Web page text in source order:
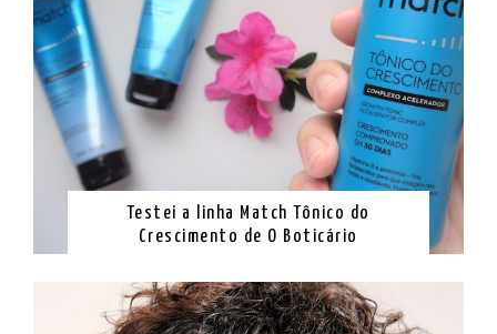
Testei a linha Match Tônico do
Crescimento de O Boticário